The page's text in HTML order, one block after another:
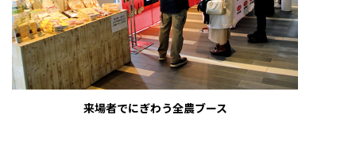
来場者でにぎわう全農ブース